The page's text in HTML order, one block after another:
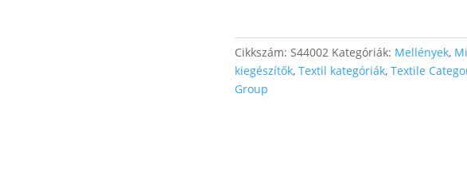
Cikkszám: S44002 Kategóriák: Mellények,
kiegészítők, Textil kategóriák, Textile
Group